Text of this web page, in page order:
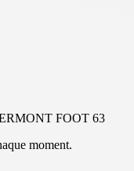
FOOT 63
moment.